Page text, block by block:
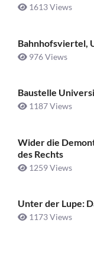
1613 Views
Bahnhofsviertel,
976 Views
Baustelle
1187 Views
Wider die
des Rechts
1259 Views
Unter der Lupe:
1173 Views